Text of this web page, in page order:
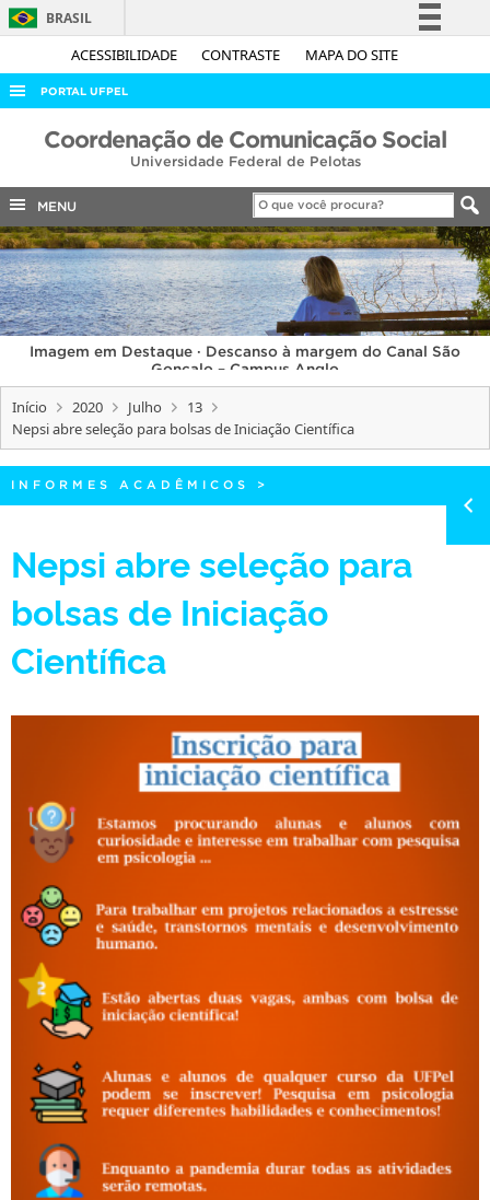
ACESSIBILIDADE CONTRASTE MAPA DO SITE
BRASIL
Simplifique!
Acesso à informação
Legislação
Canais
PORTAL UFPEL
ACESSO À INFORMAÇÃO
COBALTO
CONCURSOS
EDITAIS
INTERNACIONAL
OUVIDORIA
PORTARIAS
TELEFONES
Coordenação de Comunicação Social
Universidade Federal de Pelotas
MENU
Imagem em Destaque · Descanso à margem do Canal São
Gonçalo – Campus Anglo
Início 2020 Julho
13
Nepsi abre seleção para bolsas de Iniciação Científica
INFORMES ACADÊMICOS >
Nepsi abre seleção para
bolsas de Iniciação
Científica